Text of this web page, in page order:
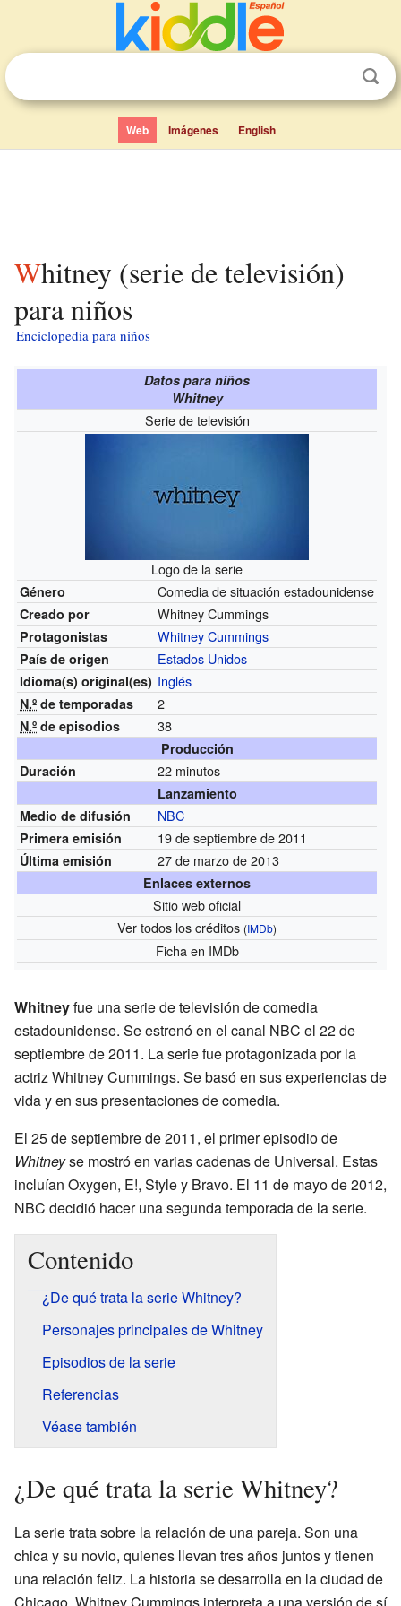
Web Imágenes English
Whitney (serie de televisión)
para niños
Enciclopedia para niños
Datos para niños
Whitney
Serie de televisión
Logo de la serie
Género Comedia de situación estadounidense
Creado por Whitney Cummings
Protagonistas Whitney Cummings
País de origen Estados Unidos
Idioma(s) original(es) Inglés
N.º de temporadas 2
N.º de episodios 38
Producción
Duración
22 minutos
Lanzamiento
Medio de difusión
NBC
Primera emisión 19 de septiembre de 2011
Última emisión 27 de marzo de 2013
Enlaces externos
Sitio web oficial
Ver todos los créditos (IMDb)
Fichaen IMDb
Whitneyfue una serie de televisión de comedia
estadounidense. Se estrenó en el canal NBC el 22 de
septiembre de 2011. La serie fue protagonizada por la
actriz Whitney Cummings. Se basó en sus experiencias de
vida y en sus presentaciones de comedia.
El 25 de septiembre de 2011, el primer episodio de
Whitneyse mostró en varias cadenas de Universal. Estas
incluían Oxygen, E!, Style y Bravo. El 11 de mayo de 2012,
NBC decidió hacer una segunda temporada de la serie.
Contenido
¿De qué trata la serie Whitney?
Personajes principales de Whitney
Episodios de la serie
Referencias
Véase también
¿De qué trata la serie Whitney?
La serie trata sobre la relación de una pareja. Son una
chica y su novio, quienes llevan tres años juntos y tienen
una relación feliz. La historia se desarrolla en la ciudad de
Chicago. Whitney Cummings interpreta a una versión de sí